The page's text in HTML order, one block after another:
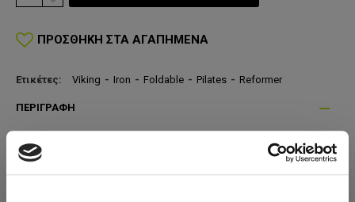
ΠΡΟΣΘΉΚΗ ΣΤΑ ΑΓΑΠΗΜΈΝΑ
Ετικέτες: Viking - Iron - Foldable - Pilates - Reformer
ΠΕΡΙΓΡΑΦΉ
Το Viking Iron Foldable Pilates Reformer είναι ένα
αναδιπλούμενο μεταλλικό κρεβάτι Pilates, ιδανικό για